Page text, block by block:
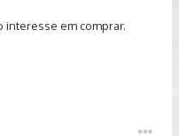
interesse em comprar.